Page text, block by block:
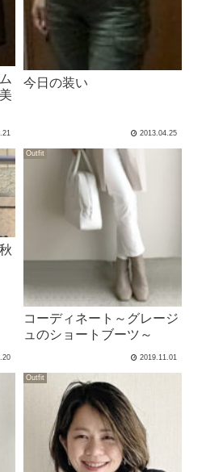
今日の装い
2013.04.25
Outfit
コーディネート～グレージ
ュのショートブーツ～
2019.11.01
Outfit